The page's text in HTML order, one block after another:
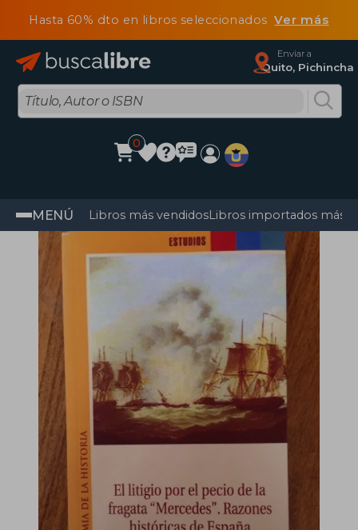
Hasta 60% dto en libros seleccionadosVer más
Enviar a
Quito, Pichincha
0
MENÚ Libros más vendidosLibros importados más